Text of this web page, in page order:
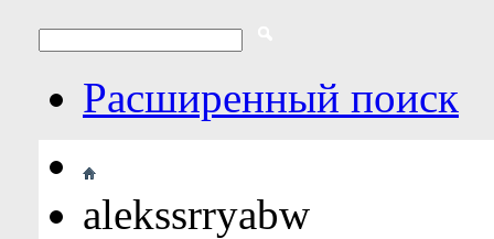
Расширенный поиск
alekssrryabw